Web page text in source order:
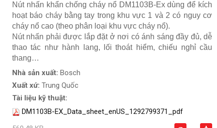
Nút nhấn khẩn chống cháy nổ DM1103B-Ex dùng để kích
hoạt báo cháy bằng tay trong khu vực 1 và 2 có nguy cơ
cháy nổ cao (theo phân loại khu vực cháy nổ).
Nút nhấn phải được lắp đặt ở nơi có ánh sáng đầy đủ, dễ
thao tác như hành lang, lối thoát hiểm, chiếu nghỉ cầu
thang…
Nhà sản xuất: Bosch
Xuất xứ: Trung Quốc
Tài liệu kỹ thuật:
DM1103B-EX_Data_sheet_enUS_1292799371_pdf